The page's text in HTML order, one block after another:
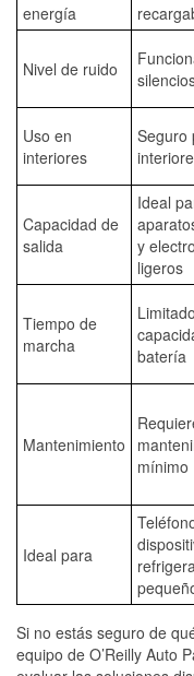
energía
Nivel de ruido
Uso en
interiores
Seguro
Capacidad de
salida
Ideal
y
ligeros
Tiempo de
marcha
batería
Mantenimiento
mínimo
Ideal para
Si no estás seguro de
equipo de O’Reilly Auto